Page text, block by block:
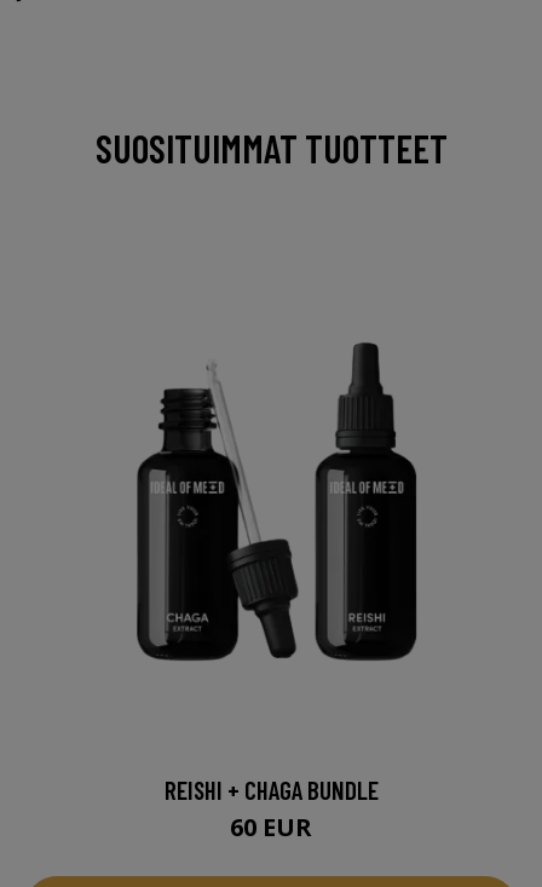
SUOSITUIMMAT TUOTTEET
REISHI + CHAGA BUNDLE
60 EUR